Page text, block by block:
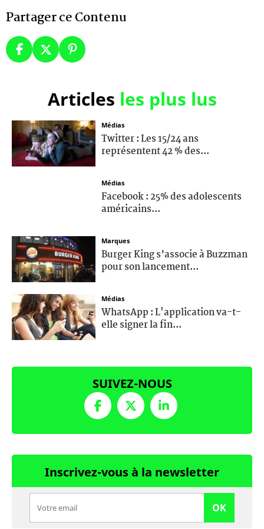
Partager ce Contenu
Articles les plus lus
Médias
Twitter : Les 15/24 ans
représentent 42 % des...
Médias
Facebook : 25% des adolescents
américains...
Marques
Burger King s’associe à Buzzman
pour son lancement...
Médias
WhatsApp : L'application va-t-
elle signer la fin...
SUIVEZ-NOUS
Inscrivez-vous à la newsletter
OK